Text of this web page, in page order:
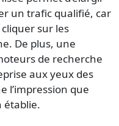
un trafic qualifié, car
sur les
De plus, une
de recherche
aux yeux des
l’impression que
établie.